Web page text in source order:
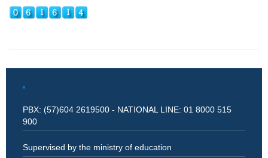
PBX: (57)604 2619500 - NATIONAL LINE: 01 8000 515
900
Supervised by the ministry of education